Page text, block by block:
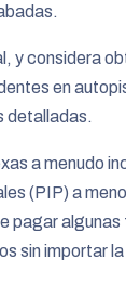
y considera
en
detalladas.
a menudo
(PIP) a
pagar
sin importar